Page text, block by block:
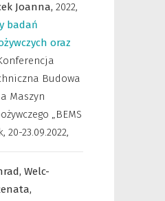
Joanna, 2022,
badań
oraz
Budowa
Maszyn
„BEMS
20-23.09.2022,
Welc-